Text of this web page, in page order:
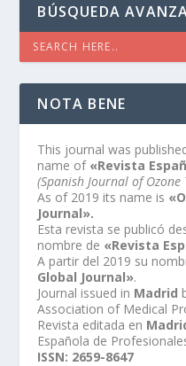
BÚSQUEDA
NOTA BENE
This journal was
name of «Revista
(Spanish Journal of Ozone
As of 2019 its name is
Journal».
Esta revista se publicó
nombre de «Revista
A partir del 2019 su
Global Journal».
Journal issued in Madrid
Association of Medical
Revista editada en
Española de
ISSN: 2659-8647